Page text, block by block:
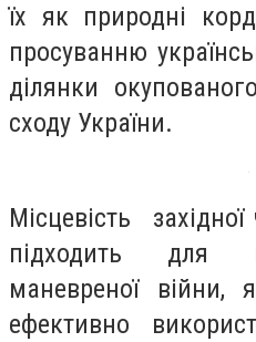
їх як природні
просуванню
ділянки
сходу України.
Місцевість
підходить для
маневреної війни,
ефективно